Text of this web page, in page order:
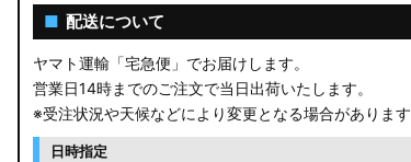
RP1/2 RP3/4 ステップワゴン/スパーダ
RK5/6 ステップワゴンスパーダ
■ 配送について
ヤマト運輸「宅急便」でお届けします。
営業日14時までのご注文で当日出荷いたします。
※受注状況や天候などにより変更となる場合があります
日時指定